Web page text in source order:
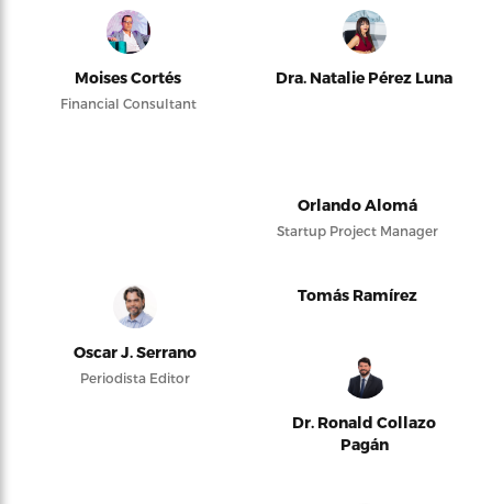
Moises Cortés
Financial Consultant
Dra. Natalie Pérez Luna
Orlando Alomá
Startup Project Manager
Oscar J. Serrano
Periodista Editor
Tomás Ramírez
Dr. Ronald Collazo
Pagán